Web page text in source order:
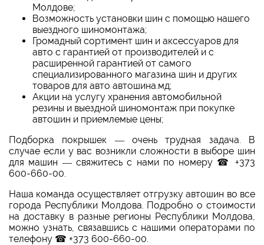
Молдове;
Возможность установки шин с помощью нашего
выездного шиномонтажа;
Громадный сортимент шин и аксессуаров для
авто с гарантией от производителей и с
расширенной гарантией от самого
специализированного магазина шин и других
товаров для авто автошина.мд;
Акции на услугу хранения автомобильной
резины и выездной шиномонтаж при покупке
автошин и приемлемые цены;
Подборка покрышек — очень трудная задача. В
случае если у вас возникли сложности в выборе шин
для машин — свяжитесь с нами по номеру ☎ +373
600-660-00.
Наша команда осуществляет отгрузку автошин во все
города Республики Молдова. Подробно о стоимости
на доставку в разные регионы Республики Молдова,
можно узнать, связавшись с нашими операторами по
телефону ☎ +373 600-660-00.